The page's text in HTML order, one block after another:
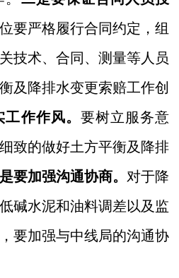
要严格履行合同约定，组
技术、合同、测量等人员
及降排水变更索赔工作创
作作风。 要树立服务意
致的做好土方平衡及降排
要加强沟通协商。 对于降
碱水泥和油料调差以及监
要加强与中线局的沟通协